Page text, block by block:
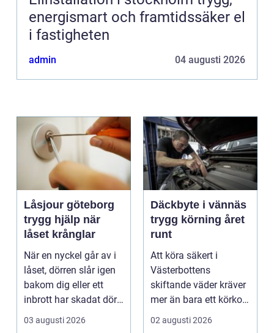
energismart och framtidssäker el
i fastigheten
admin 04 augusti 2026
Låsjour göteborg
trygg hjälp när
låset krånglar
När en nyckel går av i
låset, dörren slår igen
bakom dig eller ett
inbrott har skadat dörr
och karm,...
03 augusti 2026
Däckbyte i vännäs
trygg körning året
runt
Att köra säkert i
Västerbottens
skiftande väder kräver
mer än bara ett körkort
och en pålitlig bil. ...
02 augusti 2026